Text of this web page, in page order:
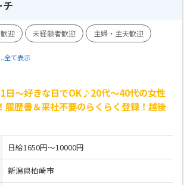
迎 未経験者歓迎
主婦・主夫歓迎
...全て表示
日～好きな日でOK♪20代～40代の女性
履歴書＆来社不要のらくらく登録！越後
日給1650円～10000円
新潟県柏崎市